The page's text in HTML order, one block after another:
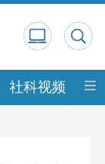
社科视频 中